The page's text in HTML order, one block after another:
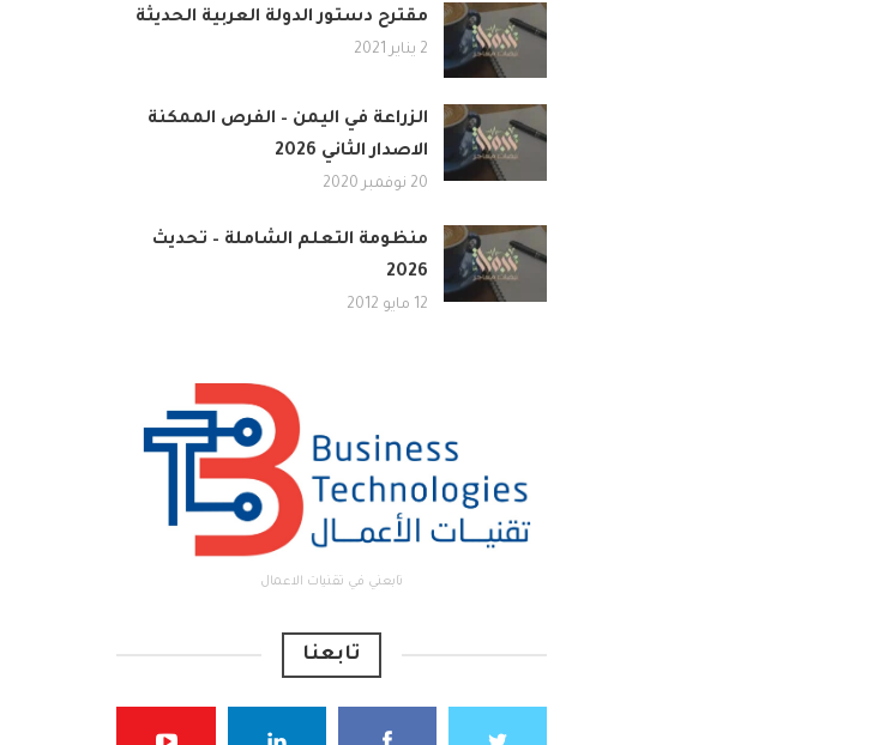
مقترح دستور الدولة العربية الحديثة
2 يناير 2021
الزراعة في اليمن – الفرص الممكنة
الاصدار الثاني 2026
20 نوفمبر 2020
منظومة التعلم الشاملة – تحديث
2026
12 مايو 2012
تابعني في تقنيات الاعمال
تابعنا